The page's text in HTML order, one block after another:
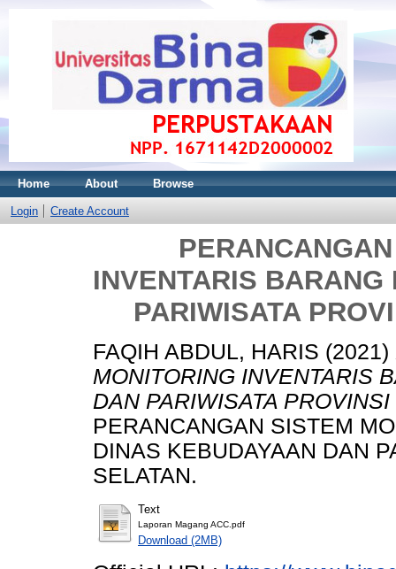
Home About Browse
Login Create Account
INVENTARIS
PARIWISATA
FAQIH ABDUL, HARIS (2021)
MONITORING INVENTARIS
DAN PARIWISATA
PERANCANGAN SISTEM
DINAS KEBUDAYAAN DAN
SELATAN.
Text
Laporan Magang ACC.pdf
Download (2MB)